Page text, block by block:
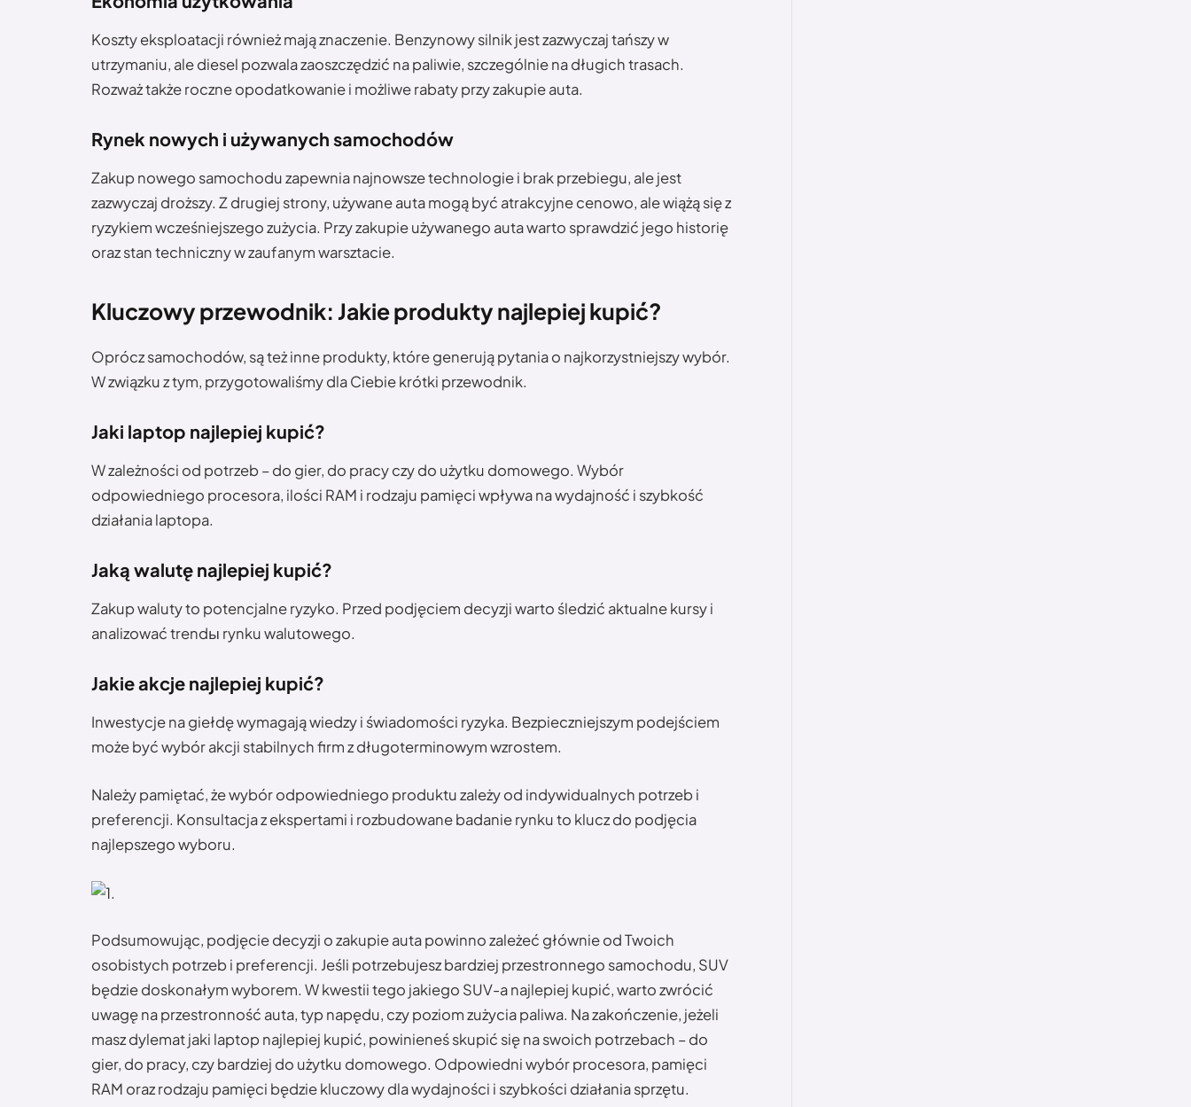
Koszty eksploatacji również mają znaczenie. Benzynowy silnik jest zazwyczaj tańszy w
utrzymaniu, ale diesel pozwala zaoszczędzić na paliwie, szczególnie na długich trasach.
Rozważ także roczne opodatkowanie i możliwe rabaty przy zakupie auta.
Rynek nowych i używanych samochodów
Zakup nowego samochodu zapewnia najnowsze technologie i brak przebiegu, ale jest
zazwyczaj droższy. Z drugiej strony, używane auta mogą być atrakcyjne cenowo, ale wiążą się z
ryzykiem wcześniejszego zużycia. Przy zakupie używanego auta warto sprawdzić jego historię
oraz stan techniczny w zaufanym warsztacie.
Kluczowy przewodnik: Jakie produkty najlepiej kupić?
Oprócz samochodów, są też inne produkty, które generują pytania o najkorzystniejszy wybór.
W związku z tym, przygotowaliśmy dla Ciebie krótki przewodnik.
Jaki laptop najlepiej kupić?
W zależności od potrzeb – do gier, do pracy czy do użytku domowego. Wybór
odpowiedniego procesora, ilości RAM i rodzaju pamięci wpływa na wydajność i szybkość
działania laptopa.
Jaką walutę najlepiej kupić?
Zakup waluty to potencjalne ryzyko. Przed podjęciem decyzji warto śledzić aktualne kursy i
analizować trendы rynku walutowego.
Jakie akcje najlepiej kupić?
Inwestycje na giełdę wymagają wiedzy i świadomości ryzyka. Bezpieczniejszym podejściem
może być wybór akcji stabilnych firm z długoterminowym wzrostem.
Należy pamiętać, że wybór odpowiedniego produktu zależy od indywidualnych potrzeb i
preferencji. Konsultacja z ekspertami i rozbudowane badanie rynku to klucz do podjęcia
najlepszego wyboru.
Podsumowując, podjęcie decyzji o zakupie auta powinno zależeć głównie od Twoich
osobistych potrzeb i preferencji. Jeśli potrzebujesz bardziej przestronnego samochodu, SUV
będzie doskonałym wyborem. W kwestii tego jakiego SUV-a najlepiej kupić, warto zwrócić
uwagę na przestronność auta, typ napędu, czy poziom zużycia paliwa. Na zakończenie, jeżeli
masz dylemat jaki laptop najlepiej kupić, powinieneś skupić się na swoich potrzebach – do
gier, do pracy, czy bardziej do użytku domowego. Odpowiedni wybór procesora, pamięci
RAM oraz rodzaju pamięci będzie kluczowy dla wydajności i szybkości działania sprzętu.